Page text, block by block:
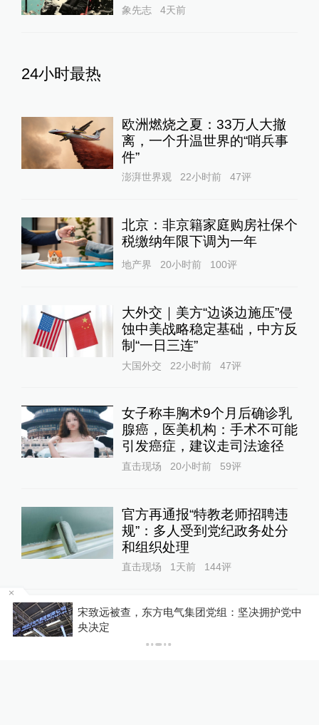
象先志 4天前
24小时最热
欧洲燃烧之夏：33万人大撤
离，一个升温世界的“哨兵事
件”
澎湃世界观 22小时前 47评
北京：非京籍家庭购房社保个
税缴纳年限下调为一年
地产界 20小时前 100评
大外交｜美方“边谈边施压”侵
蚀中美战略稳定基础，中方反
制“一日三连”
大国外交 22小时前 47评
女子称丰胸术9个月后确诊乳
腺癌，医美机构：手术不可能
引发癌症，建议走司法途径
直击现场 20小时前 59评
官方再通报“特教老师招聘违
规”：多人受到党纪政务处分
和组织处理
直击现场 1天前 144评
宋致远被查，东方电气集团党组：坚决拥护党中
央决定